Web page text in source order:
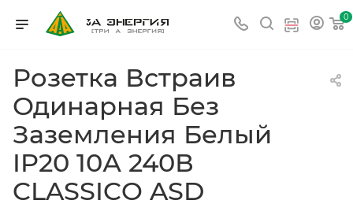
0
Розетка Встраив
Одинарная Без
Заземления Белый
IP20 10А 240В
CLASSICO ASD